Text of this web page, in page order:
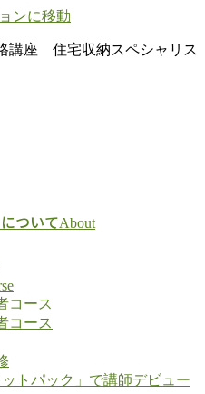
ンに移動
講座 住宅収納スペシャリス
ついてAbout
コース
コース
ットパック」で講師デビュー